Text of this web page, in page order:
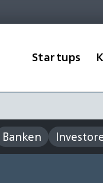
Startups
Banken